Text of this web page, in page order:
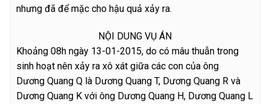
nhưng đã để mặc cho hậu quả xảy ra.
NỘI DUNG VỤ ÁN
Khoảng 08h ngày 13-01-2015, do có mâu thuẫn trong
sinh hoạt nên xảy ra xô xát giữa các con của ông
Dương Quang Q là Dương Quang T, Dương Quang R và
Dương Quang K với ông Dương Quang H, Dương Quang L